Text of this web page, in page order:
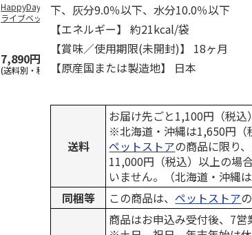
HappyDays 2wayド
ライブベッド グレ
7,890円
(送料別・税込)
獣医師開発 ニオイ
をとる砂専用 猫ト
イレ ナチュラルグ
1,550円
(送料別・税込)
デオトイレ 飛び散
らない消臭・抗菌サ
ンド 4L
1,320円
(送料別・税込)
下、灰分9.0％以下、水分10.0％以下
【エネルギー】 約21kcal/袋
【賞味／使用期限(未開封)】 18ヶ月
【原産国または製造地】 日本
送料
お届け先ごと1,100円（税込）
※北海道・沖縄は1,650円（
ペットストアの商品に限り
11,000円（税込）以上の場
いません。（北海道・沖縄は
同梱等
この商品は、ペットストア
商品はお申込み受付後、7営